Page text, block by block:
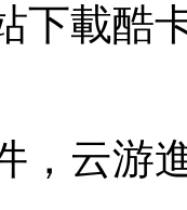
下載酷
，云游